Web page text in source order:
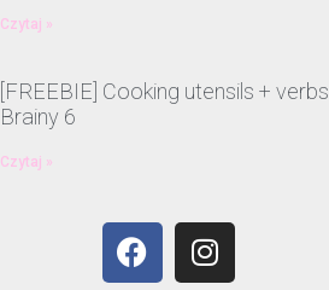
Czytaj »
[FREEBIE] Cooking utensils + verbs
Brainy 6
Czytaj »